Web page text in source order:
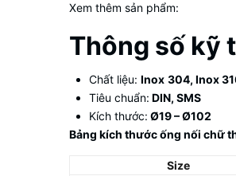
Xem thêm sản phẩm:
Thông số kỹ
Chất liệu: Inox 304, Inox
Tiêu chuẩn: DIN, SMS
Kích thước: Ø19 – Ø102
Bảng kích thước ống nối chữ
Size